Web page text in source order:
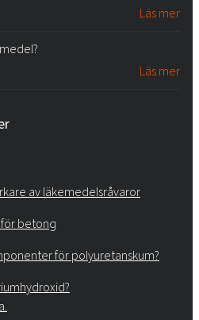
Läs mer
Läs mer
av läkemedelsråvaror
betong
för polyuretanskum?